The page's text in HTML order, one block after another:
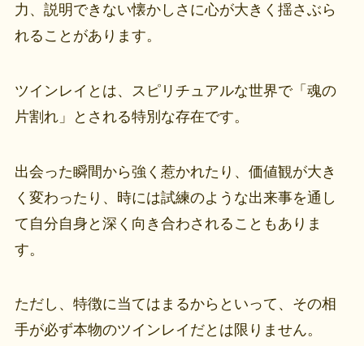
力、説明できない懐かしさに心が大きく揺さぶら
れることがあります。
ツインレイとは、スピリチュアルな世界で「魂の
片割れ」とされる特別な存在です。
出会った瞬間から強く惹かれたり、価値観が大き
く変わったり、時には試練のような出来事を通し
て自分自身と深く向き合わされることもありま
す。
ただし、特徴に当てはまるからといって、その相
手が必ず本物のツインレイだとは限りません。